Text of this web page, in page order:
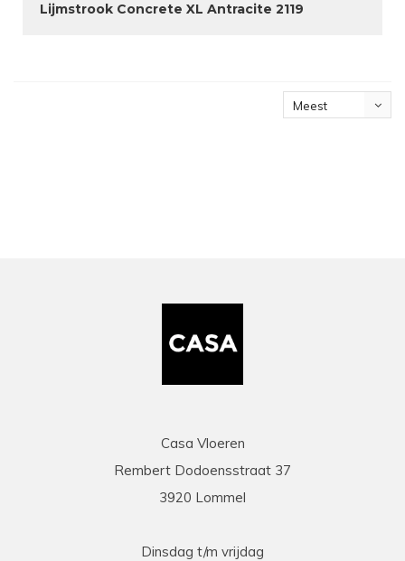
Lijmstrook Concrete XL Antracite 2119
Meest
Casa Vloeren
Rembert Dodoensstraat 37
3920 Lommel
Dinsdag t/m vrijdag